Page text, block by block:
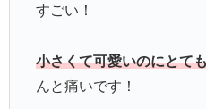
すごい！
小さくて可愛いのにとて
んと痛いです！